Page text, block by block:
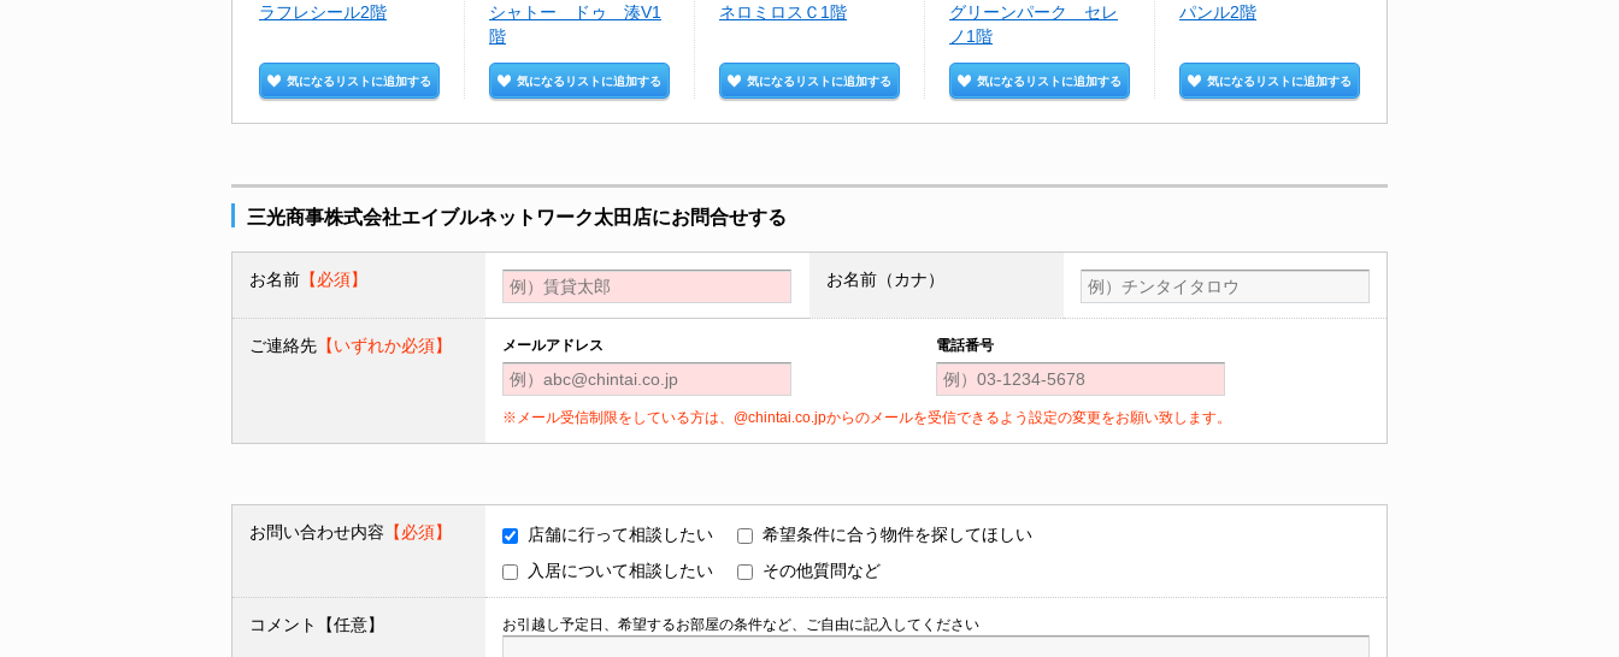
ラフレシール2階
気になるリストに追加する
シャトー ドゥ 湊V1
階
気になるリストに追加する
ネロミロスＣ1階
気になるリストに追加する
グリーンパーク セレ
ノ1階
気になるリストに追加する
パンル2階
気になるリストに追加する
三光商事株式会社エイブルネットワーク太田店にお問合せする
お名前 【必須】 お名前（カナ）
ご連絡先 【いずれか必須】 メールアドレス 電話番号
※メール受信制限をしている方は、@chintai.co.jpからのメールを受信できるよう設定の変更をお願い致します。
お問い合わせ内容 【必須】 店舗に行って相談したい
希望条件に合う物件を探してほしい
入居について相談したい
その他質問など
コメント【任意】 お引越し予定日、希望するお部屋の条件など、ご自由に記入してください